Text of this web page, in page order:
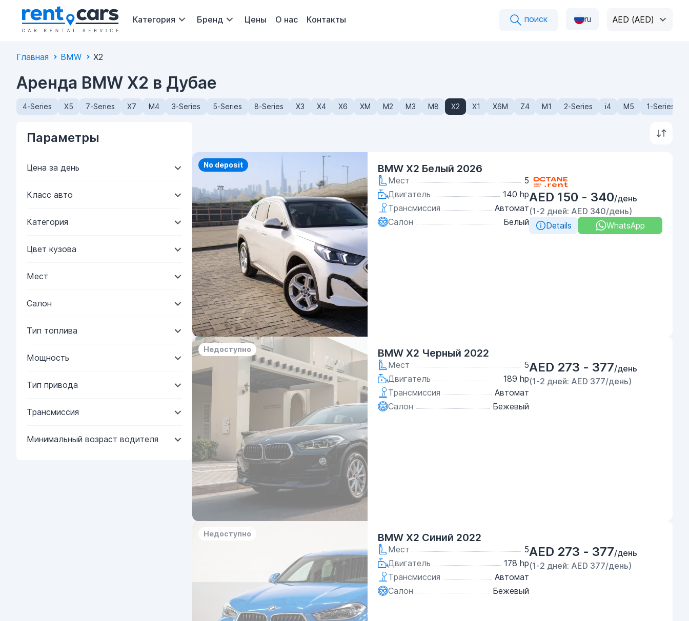
Категория Бренд Цены О нас Контакты поиск ru AED (AED)
Главная BMW X2
Аренда BMW X2 в Дубае
4-Series X5 7-Series X7 M4 3-Series 5-Series 8-Series X3 X4 X6 XM M2 M3 M8 X2 X1 X6M Z4 M1 2-Series i4 M5 1-Series
Параметры
Цена за день
Класс авто
Категория
Цвет кузова
Мест
Салон
Тип топлива
Мощность
Тип привода
Трансмиссия
Минимальный возраст водителя
No deposit BMW X2 Белый 2026
Мест
5
Двигатель
140 hp
Трансмиссия
Автомат
Салон
Белый
AED 150 - 340/день
(1-2 дней: AED 340/день)
Details
WhatsApp
Недоступно BMW X2 Черный 2022
Мест
5
Двигатель
189 hp
Трансмиссия
Автомат
Салон
Бежевый
AED 273 - 377/день
(1-2 дней: AED 377/день)
Недоступно BMW X2 Синий 2022
Мест
5
Двигатель
178 hp
Трансмиссия
Автомат
Салон
Бежевый
AED 273 - 377/день
(1-2 дней: AED 377/день)